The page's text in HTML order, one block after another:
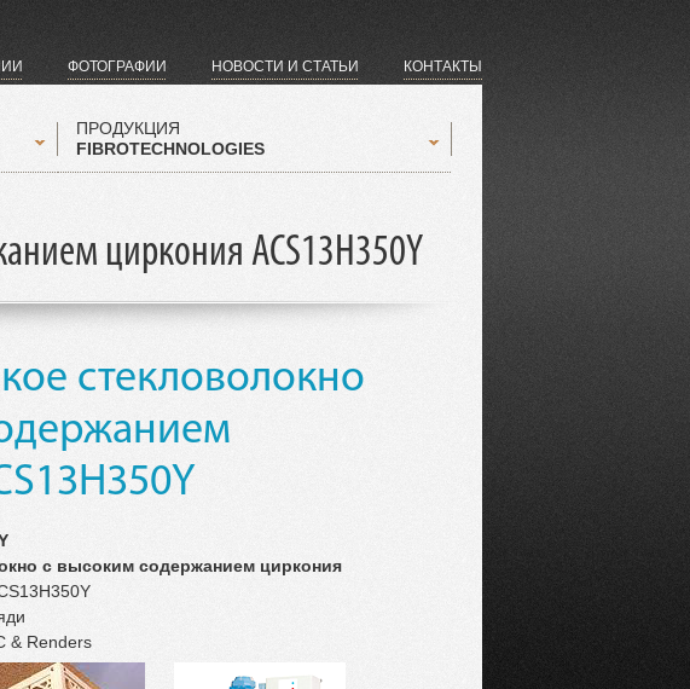
ФОТОГРАФИИ НОВОСТИ И СТАТЬИ КОНТАКТЫ
ПРОДУКЦИЯ
FIBROTECHNOLOGIES
циркония ACS13H350Y
стекловолокно
с высоким содержанием циркония
& Renders